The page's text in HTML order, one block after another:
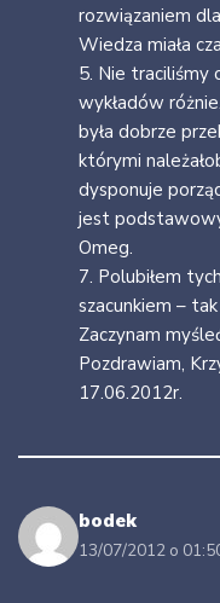
rozwiązaniem
Wiedza miała
5. Nie traciliśmy
wykładów
była dobrze
którymi
dysponuje
jest
Omeg.
7. Polubiłem
szacunkiem –
Zaczynam
Pozdrawiam,
17.06.2012r.
bodek
13/07/2012 o